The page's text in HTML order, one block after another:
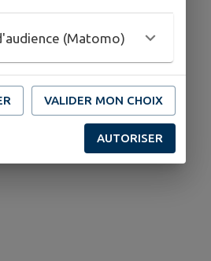
(Matomo)
VALIDER MON CHOIX
AUTORISER